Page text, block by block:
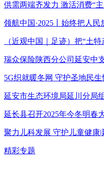
供需两端齐发力 激活消费“
领航中国·2025丨始终把人民
（近观中国｜足迹）把“土
瑞众保险陕西分公司延安中
5G织就暖冬网 守护圣地民
延安市生态环境局延川分局
延长县召开2025年今冬明春
聚力儿科发展 守护儿童健康
精彩专题